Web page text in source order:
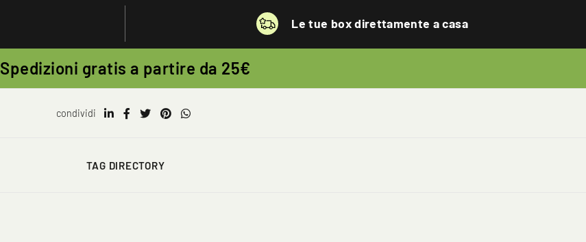
Le tue box direttamente a casa
Spedizioni gratis a partire da 25€
condividi
TAG DIRECTORY